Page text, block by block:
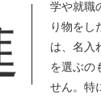
贈
り物をし
は、名入
を選ぶの
せん。 特